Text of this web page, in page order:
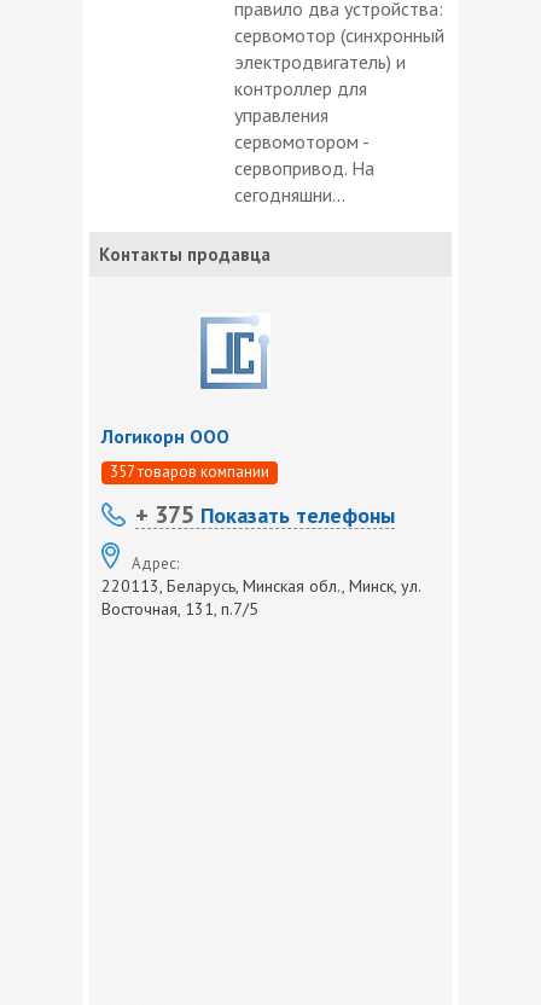
правило два устройства:
сервомотор (синхронный
электродвигатель) и
контроллер для
управления
сервомотором -
сервопривод. На
сегодняшни...
Контакты продавца
Логикорн ООО
357 товаров компании
+ 375 Показать телефоны
Адрес:
220113, Беларусь, Минская обл., Минск, ул.
Восточная, 131, п.7/5